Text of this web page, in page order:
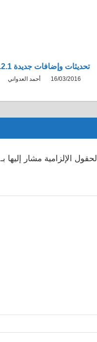
تحديثات وإضافات جديدة 7.0.2.1
16/03/2016 أحمد العدواني
الحقول الإلزامية مشار إليها بـ